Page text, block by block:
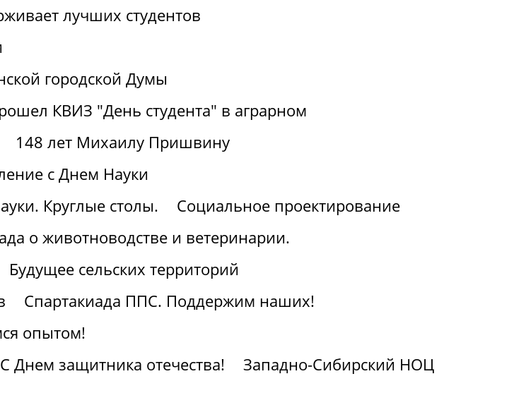
лучших студентов
городской Думы
КВИЗ "День студента" в аграрном
148 лет Михаилу Пришвину
с Днем Науки
Круглые столы.
Социальное проектирование
о животноводстве и ветеринарии.
Будущее сельских территорий
Спартакиада ППС. Поддержим наших!
опытом!
С Днем защитника отечества!
Западно-Сибирский НОЦ